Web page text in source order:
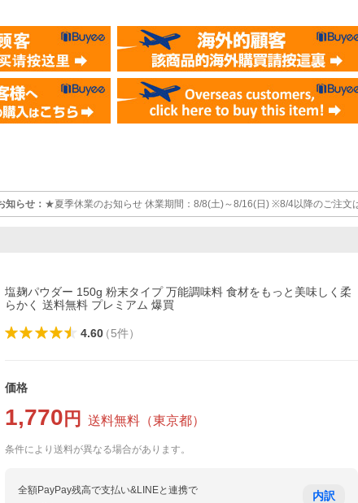
知らせ： ★夏季休業のお知らせ 休業期間：8/8(土)～8/16(日) ※8/4以降のご注文は8/17以降の発送
なる場合がございます
塩麹パウダー 150g 粉末タイプ 万能調味料 食材をもっと美味しく柔
らかく 送料無料 プレミアム 爆買
4.60（5件）
価格
1,770 円 送料無料 （東京都）
条件により送料が異なる場合があります。
全額PayPay残高で支払い&LINEと連携で 内訳